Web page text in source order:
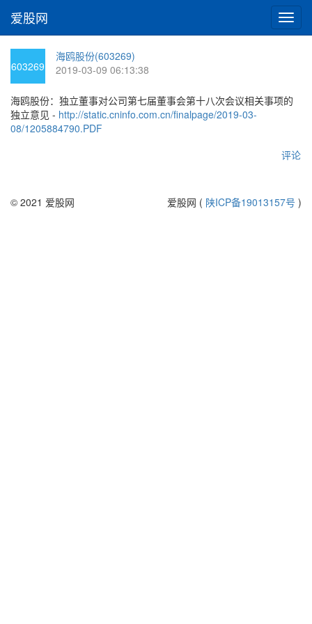
切
换
爱股网
603269
海鸥股份(603269)
2019-03-09 06:13:38
海鸥股份：独立董事对公司第七届董事会第十八次会议相关事项的
独立意见 - http://static.cninfo.com.cn/finalpage/2019-03-
08/1205884790.PDF
评论
© 2021 爱股网 爱股网 ( 陕ICP备19013157号 )